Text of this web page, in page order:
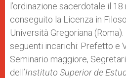
l’ordinazione sacerdotale il
conseguito la Licenza in
Università Gregoriana
seguenti incarichi: Prefetto e
Seminario maggiore,
dell’Instituto Superior de